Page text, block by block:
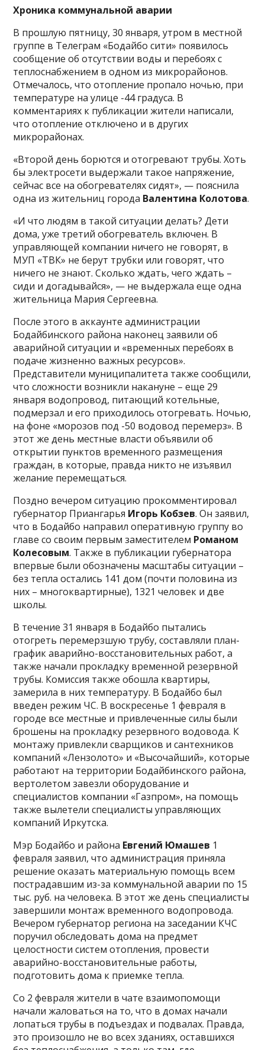
Хроника коммунальной аварии
В прошлую пятницу, 30 января, утром в местной
группе в Телеграм «Бодайбо сити» появилось
сообщение об отсутствии воды и перебоях с
теплоснабжением в одном из микрорайонов.
Отмечалось, что отопление пропало ночью, при
температуре на улице -44 градуса. В
комментариях к публикации жители написали,
что отопление отключено и в других
микрорайонах.
«Второй день борются и отогревают трубы. Хоть
бы электросети выдержали такое напряжение,
сейчас все на обогревателях сидят», — пояснила
одна из жительниц города Валентина Колотова.
«И что людям в такой ситуации делать? Дети
дома, уже третий обогреватель включен. В
управляющей компании ничего не говорят, в
МУП «ТВК» не берут трубки или говорят, что
ничего не знают. Сколько ждать, чего ждать –
сиди и догадывайся», — не выдержала еще одна
жительница Мария Сергеевна.
После этого в аккаунте администрации
Бодайбинского района наконец заявили об
аварийной ситуации и «временных перебоях в
подаче жизненно важных ресурсов».
Представители муниципалитета также сообщили,
что сложности возникли накануне – еще 29
января водопровод, питающий котельные,
подмерзал и его приходилось отогревать. Ночью,
на фоне «морозов под -50 водовод перемерз». В
этот же день местные власти объявили об
открытии пунктов временного размещения
граждан, в которые, правда никто не изъявил
желание перемещаться.
Поздно вечером ситуацию прокомментировал
губернатор Приангарья Игорь Кобзев. Он заявил,
что в Бодайбо направил оперативную группу во
главе со своим первым заместителем Романом
Колесовым. Также в публикации губернатора
впервые были обозначены масштабы ситуации –
без тепла остались 141 дом (почти половина из
них – многоквартирные), 1321 человек и две
школы.
В течение 31 января в Бодайбо пытались
отогреть перемерзшую трубу, составляли план-
график аварийно-восстановительных работ, а
также начали прокладку временной резервной
трубы. Комиссия также обошла квартиры,
замерила в них температуру. В Бодайбо был
введен режим ЧС. В воскресенье 1 февраля в
городе все местные и привлеченные силы были
брошены на прокладку резервного водовода. К
монтажу привлекли сварщиков и сантехников
компаний «Лензолото» и «Высочайший», которые
работают на территории Бодайбинского района,
вертолетом завезли оборудование и
специалистов компании «Газпром», на помощь
также вылетели специалисты управляющих
компаний Иркутска.
Мэр Бодайбо и района Евгений Юмашев 1
февраля заявил, что администрация приняла
решение оказать материальную помощь всем
пострадавшим из-за коммунальной аварии по 15
тыс. руб. на человека. В этот же день специалисты
завершили монтаж временного водопровода.
Вечером губернатор региона на заседании КЧС
поручил обследовать дома на предмет
целостности систем отопления, провести
аварийно-восстановительные работы,
подготовить дома к приемке тепла.
Со 2 февраля жители в чате взаимопомощи
начали жаловаться на то, что в домах начали
лопаться трубы в подъездах и подвалах. Правда,
это произошло не во всех зданиях, оставшихся